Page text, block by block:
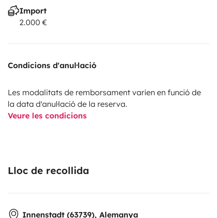
Import
2.000 €
Condicions d'anul·lació
Les modalitats de remborsament varien en funció de
la data d'anul·lació de la reserva.
Veure les condicions
Lloc de recollida
Innenstadt (63739), Alemanya